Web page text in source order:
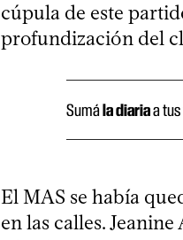
cúpula de este
profundización del
Sumála diariaa tus
El MAS se había
en las calles.